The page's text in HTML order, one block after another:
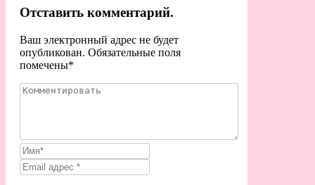
Отставить комментарий.
Ваш электронный адрес не будет
опубликован. Обязательные поля
помечены*